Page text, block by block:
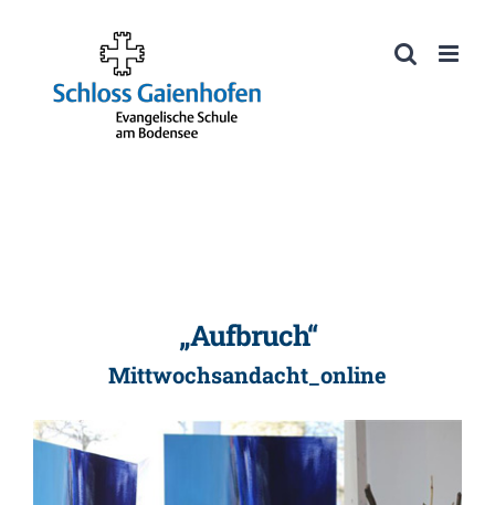
Werkzeugleiste öffnen
springen
„Aufbruch“
Mittwochsandacht_online